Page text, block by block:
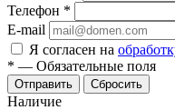
Телефон *
E-mail
Я согласен на
* — Обязательные поля
Сбросить
Наличие